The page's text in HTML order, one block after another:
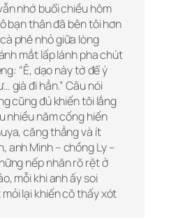
nhớ buổi chiều hôm
bạn thân đã bên tôi hơn
phê nhỏ giữa lòng
mắt lấp lánh pha chút
“Ê, dạo này tớ để ý
già đi hẳn.” Câu nói
cũng đủ khiến tôi lắng
nhiều năm cống hiến
căng thẳng và ít
anh Minh – chồng Ly –
nếp nhăn rõ rệt ở
mỗi khi anh ấy soi
lại khiến cô thấy xót